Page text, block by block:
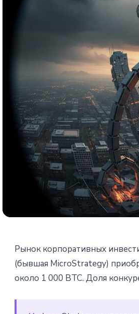
Strategy
Bitcoin - 98%
Рынок корпоративных
(бывшая MicroStrategy)
около 1 000 BTC. Доля